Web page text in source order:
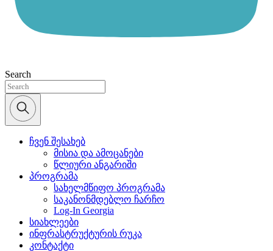
Search
ჩვენ შესახებ
მისია და ამოცანები
წლიური ანგარიში
პროგრამა
სახელმწიფო პროგრამა
საკანონმდებლო ჩარჩო
Log-In Georgia
სიახლეები
ინფრასტრუქტურის რუკა
კონტაქტი